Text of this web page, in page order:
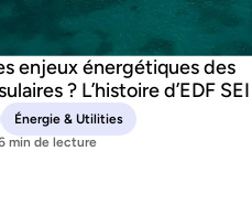
enjeux énergétiques des
? L’histoire d’EDF SEI
Énergie & Utilities
min de lecture